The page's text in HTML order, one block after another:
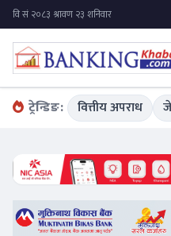
ट्रेन्डिङ: वित्तीय अपराध